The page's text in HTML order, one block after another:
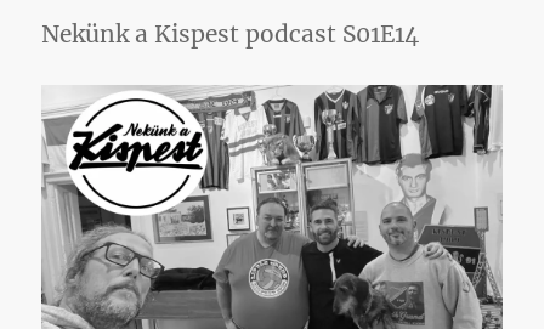
Nekünk a Kispest podcast S01E14